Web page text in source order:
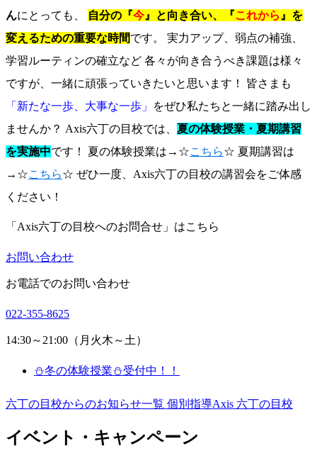
んにとっても、 自分の『今』と向き合い、『 これから』を
変えるための重要な時間です。 実力アップ、弱点の補強、
学習ルーティンの確立など 各々が向き合うべき課題は様々
ですが、一緒に頑張っていきたいと思います！ 皆さまも
「新たな一歩、大事な一歩」
をぜひ私たちと一緒に踏み出し
ませんか？ Axis六丁の目校では、 夏の体験授業・夏期講習
を実施中です！ 夏の体験授業は→☆こちら☆ 夏期講習は
→☆こちら☆ ぜひ一度、Axis六丁の目校の講習会をご体感
ください！
「Axis六丁の目校へのお問合せ」はこちら
お問い合わせ
お電話でのお問い合わせ
022-355-8625
14:30～21:00（月火木～土）
⛄冬の体験授業⛄受付中！！
六丁の目校からのお知らせ一覧 個別指導Axis 六丁の目校
イベント・キャンペーン